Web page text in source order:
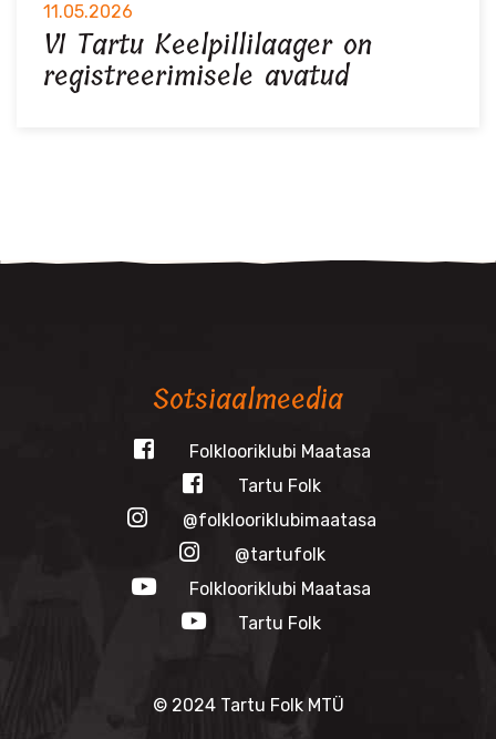
11.05.2026
VI Tartu Keelpillilaager on
registreerimisele avatud
Sotsiaalmeedia
Folklooriklubi Maatasa
Tartu Folk
@folklooriklubimaatasa
@tartufolk
Folklooriklubi Maatasa
Tartu Folk
© 2024 Tartu Folk MTÜ